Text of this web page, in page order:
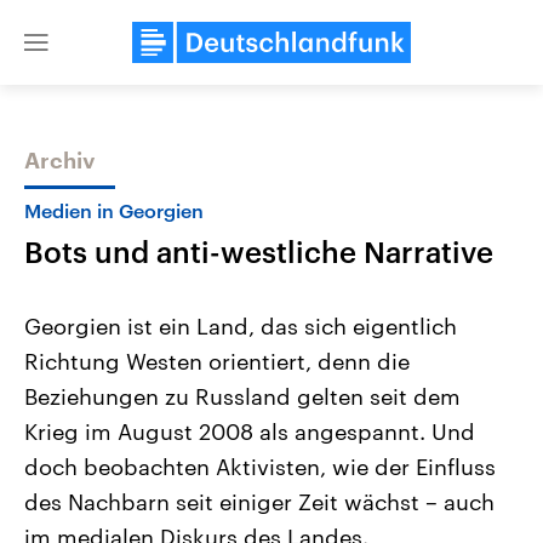
Close
Themen
Landtagswahl Sachsen-Anhalt
2026
Alle Informationen
Sachsen-Anhalt wählt am 6.
September 2026 einen neuen
Bundesland von einer Koalition aus
Aktuelle Beiträge,
Hintergründe
Wirtschaftlich und
gehören die Vereinigten
mit großem Einfluss auf
Archiv
Medien in Georgien
Bots und anti-westliche Narrative
Georgien ist ein Land, das sich eigentlich
Richtung Westen orientiert, denn die
Beziehungen zu Russland gelten seit dem
Krieg im August 2008 als angespannt. Und
doch beobachten Aktivisten, wie der Einfluss
des Nachbarn seit einiger Zeit wächst – auch
im medialen Diskurs des Landes.